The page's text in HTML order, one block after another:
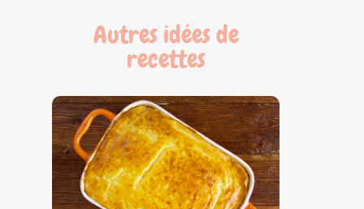
Autres idées de
recettes